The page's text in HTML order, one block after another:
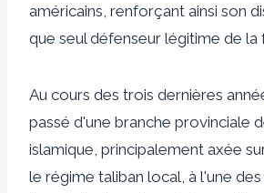
américains, renforçant ainsi son
que seul défenseur légitime de la
Au cours des trois dernières
passé d'une branche provinciale
islamique, principalement axée
le régime taliban local, à l'une